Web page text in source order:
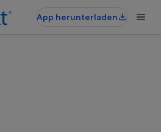
App herunterladen